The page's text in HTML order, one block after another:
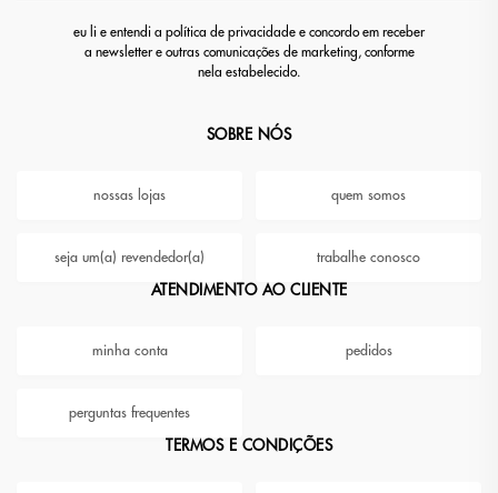
eu li e entendi a política de privacidade e concordo em receber
a newsletter e outras comunicações de marketing, conforme
nela estabelecido.
SOBRE NÓS
nossas lojas quem somos
seja um(a) revendedor(a) trabalhe conosco
ATENDIMENTO AO CLIENTE
minha conta pedidos
perguntas frequentes
TERMOS E CONDIÇÕES